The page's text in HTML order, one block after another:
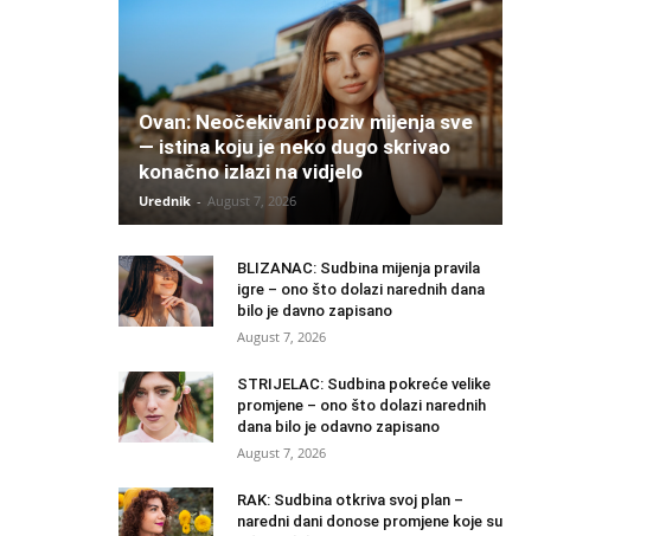
Ovan: Neočekivani poziv mijenja sve
— istina koju je neko dugo skrivao
konačno izlazi na vidjelo
Urednik - August 7, 2026
BLIZANAC: Sudbina mijenja pravila
igre – ono što dolazi narednih dana
bilo je davno zapisano
August 7, 2026
STRIJELAC: Sudbina pokreće velike
promjene – ono što dolazi narednih
dana bilo je odavno zapisano
August 7, 2026
RAK: Sudbina otkriva svoj plan –
naredni dani donose promjene koje su